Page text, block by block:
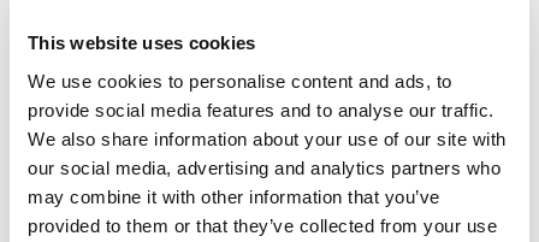
This website uses cookies
We use cookies to personalise content and ads, to
provide social media features and to analyse our traffic.
We also share information about your use of our site with
our social media, advertising and analytics partners who
may combine it with other information that you’ve
provided to them or that they’ve collected from your use
kterou je třeba vyrábět, dodávka
velkého množství dílů a
vícestupňový montážní proces
dělá z tohoto produktu velkou
výzvu.”...